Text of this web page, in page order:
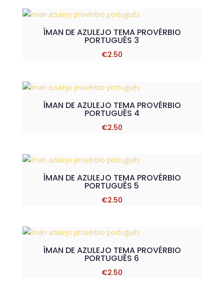
ÍMAN DE AZULEJO TEMA PROVÉRBIO
PORTUGUÊS 3
€2.50
ÍMAN DE AZULEJO TEMA PROVÉRBIO
PORTUGUÊS 4
€2.50
ÍMAN DE AZULEJO TEMA PROVÉRBIO
PORTUGUÊS 5
€2.50
ÍMAN DE AZULEJO TEMA PROVÉRBIO
PORTUGUÊS 6
€2.50